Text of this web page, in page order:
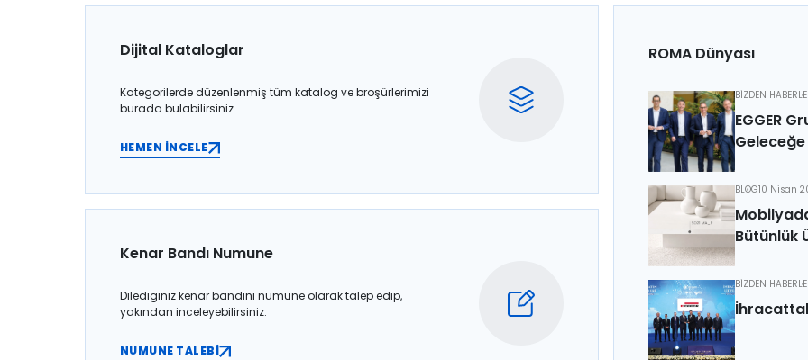
Dijital Kataloglar
Kategorilerde düzenlenmiş tüm katalog ve broşürlerimizi
burada bulabilirsiniz.
HEMEN İNCELE
Kenar Bandı Numune
Dilediğiniz kenar bandını numune olarak talep edip,
yakından inceleyebilirsiniz.
NUMUNE TALEBİ
ROMA Dünyası
BİZDEN
EGGER
Geleceğe
BLOG10 Nisan
Bütünlük
BİZDEN